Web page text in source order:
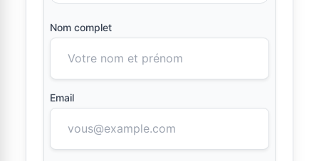
Nom complet
Email